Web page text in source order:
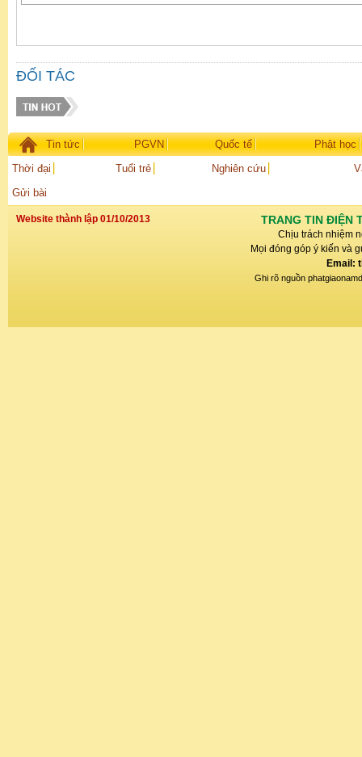
ĐỐI TÁC
Tin tức PGVN Quốc tế
Phật học
Thời đại
Tuổi trẻ Nghiên cứu
Gửi bài
Website thành lập 01/10/2013 TRANG TIN ĐIỆN
Chịu trách nhiệm
Mọi đóng góp ý kiến và
Email:
Ghi rõ nguồn